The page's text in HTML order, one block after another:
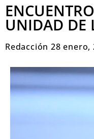
UNIDAD DE
Redacción 28 enero,